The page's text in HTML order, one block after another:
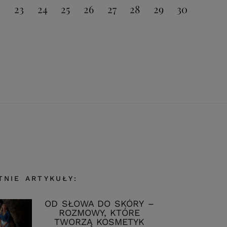
23 24 25 26 27 28 29 30
ARTYKUŁY:
OD SŁOWA DO SKÓRY –
ROZMOWY, KTÓRE
TWORZĄ KOSMETYK